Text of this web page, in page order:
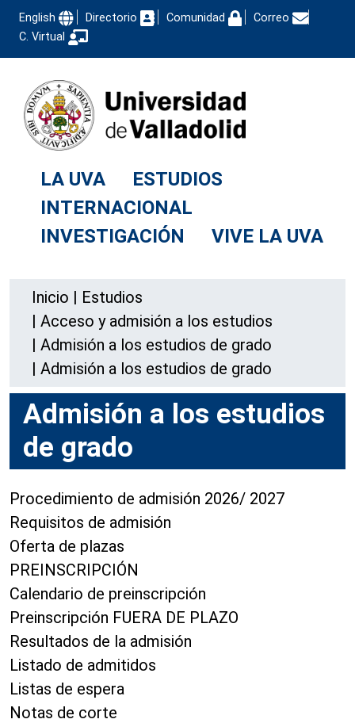
English Directorio Comunidad
Correo
C. Virtual
LA UVA
ESTUDIOS
INTERNACIONAL
INVESTIGACIÓN
VIVE LA UVA
Inicio | Estudios
| Acceso y admisión a los estudios
| Admisión a los estudios de grado
| Admisión a los estudios de grado
Admisión a los estudios
de grado
Procedimiento de admisión 2026/ 2027
Requisitos de admisión
Oferta de plazas
PREINSCRIPCIÓN
Calendario de preinscripción
Preinscripción FUERA DE PLAZO
Resultados de la admisión
Listado de admitidos
Listas de espera
Notas de corte